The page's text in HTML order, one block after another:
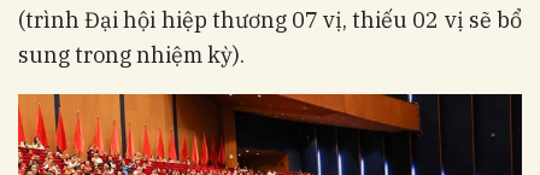
(trình Đại hội hiệp thương 07 vị, thiếu 02 vị sẽ bổ
sung trong nhiệm kỳ).